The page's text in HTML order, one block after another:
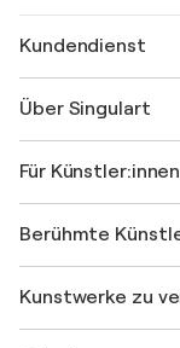
Kundendienst
Versand
Einen Gutschein
Werden Sie
Ihr Konto
+49 30 31196995
Über Singulart
FAQ
Singulart-Magazin
Jobs
Entdecken Sie
Für Künstler:innen
Als Künstler
Berühmte
Marc Chagall
Kunstwerke zu